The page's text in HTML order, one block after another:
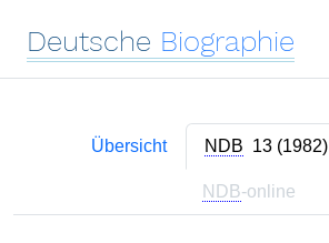
Deutsche Biographie
Übersicht NDB 13 (1982)
NDB-online